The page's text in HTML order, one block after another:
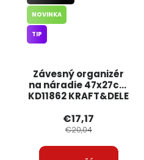
Závesný organizér
na náradie 47x27cm
KD11862 KRAFT&DELE
NOVINKA
TIP
€17,17
€20,04